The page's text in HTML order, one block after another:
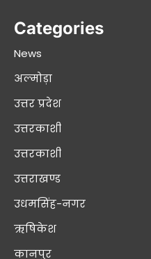
Categories
News
अल्मोड़ा
उत्तर प्रदेश
उत्तरकाशी
उत्तरकाशी
उत्तराखण्ड
उधमसिंह-नगर
ऋषिकेश
कानपुर